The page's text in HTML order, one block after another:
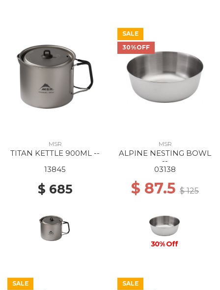
MSR
TITAN KETTLE 900ML --
13845
$ 685
SALE
30%OFF
MSR
ALPINE NESTING BOWL
--
03138
$ 87.5 $ 125
30% Off
SALE
SALE